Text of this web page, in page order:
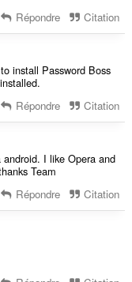
Répondre Citation
install Password Boss
Répondre Citation
I like Opera and
Team
Répondre Citation